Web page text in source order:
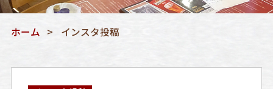
ホーム インスタ投稿